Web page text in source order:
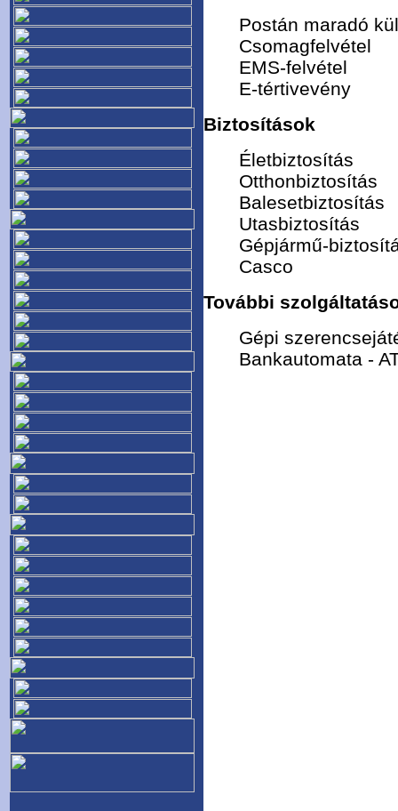
Postán maradó
Csomagfelvétel
EMS-felvétel
E-tértivevény
Biztosítások
Életbiztosítás
Otthonbiztosítás
Balesetbiztosítás
Utasbiztosítás
Gépjármű-
Casco
További
Gépi
Bankautomata -